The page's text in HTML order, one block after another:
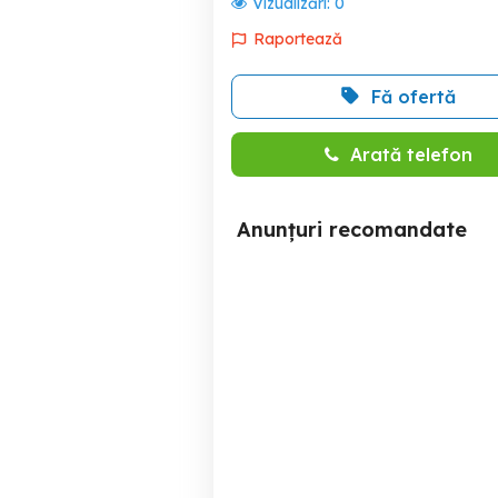
Raportează
Fă ofertă
Arată telefon
Anunțuri recomandate